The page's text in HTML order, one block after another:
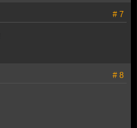
# 7
# 8